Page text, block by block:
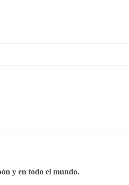
y en todo el mundo.